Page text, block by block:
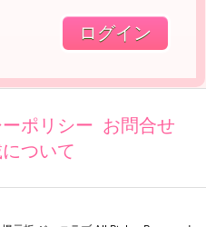
ポリシー お問合せ
ついて